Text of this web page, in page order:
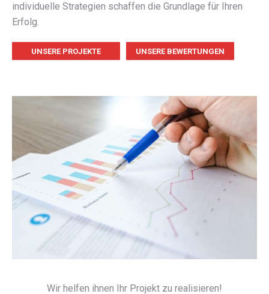
individuelle Strategien schaffen die Grundlage für Ihren
Erfolg.
UNSERE PROJEKTE UNSERE BEWERTUNGEN
Wir helfen ihnen Ihr Projekt zu realisieren!